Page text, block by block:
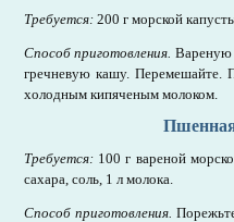
Требуется: 200 г морской
Способ приготовления. Вареную
гречневую кашу. Перемешайте.
холодным кипяченым молоком.
Требуется: 100 г вареной
сахара, соль, 1 л молока.
Способ приготовления.